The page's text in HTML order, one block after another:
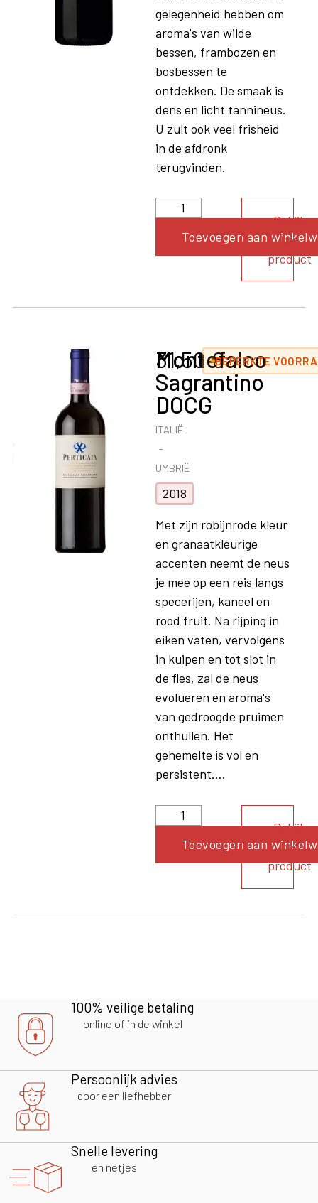
gelegenheid hebben om
aroma's van wilde
bessen, frambozen en
bosbessen te
ontdekken. De smaak is
dens en licht tannineus.
U zult ook veel frisheid
in de afdronk
terugvinden.
Toevoegen aan
Bekijk
het
product
Montefalco
Sagrantino
DOCG
ITALIË
UMBRIË
2018
31,50€
BEPERKTE
Met zijn robijnrode kleur
en granaatkleurige
accenten neemt de neus
je mee op een reis langs
specerijen, kaneel en
rood fruit. Na rijping in
eiken vaten, vervolgens
in kuipen en tot slot in
de fles, zal de neus
evolueren en aroma's
van gedroogde pruimen
onthullen. Het
gehemelte is vol en
persistent....
Toevoegen aan
Bekijk
het
product
100% veilige betaling
online of in de winkel
Persoonlijk advies
door een liefhebber
Snelle levering
en netjes